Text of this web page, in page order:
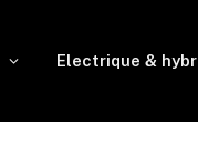
Electrique &